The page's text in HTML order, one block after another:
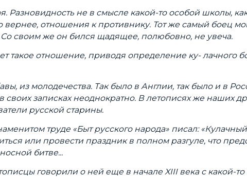
Разновидность не в смысле какой-то особой школы,
отношения к противнику. Тот же самый боец
своим же он бился щадящее, полюбовно, не увеча.
такое отношение, приводя определение ку- лачного
из молодечества. Так было в Англии, так было и в
записках неоднократно. В летописях же наших
русской старины.
труде «Быт русского народа» писал:
или провести праздник в полном разгуле, что
битве...
говорили о ней еще в начале XIII века с какой-